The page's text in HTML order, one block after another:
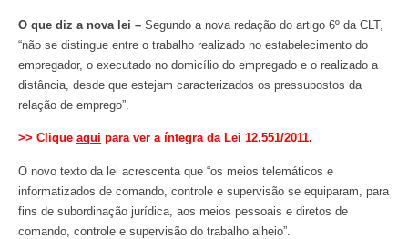
O que diz a nova lei – Segundo a nova redação do artigo 6º da CLT,
“não se distingue entre o trabalho realizado no estabelecimento do
empregador, o executado no domicílio do empregado e o realizado a
distância, desde que estejam caracterizados os pressupostos da
relação de emprego”.
>> Clique aqui para ver a íntegra da Lei 12.551/2011.
O novo texto da lei acrescenta que “os meios telemáticos e
informatizados de comando, controle e supervisão se equiparam, para
fins de subordinação jurídica, aos meios pessoais e diretos de
comando, controle e supervisão do trabalho alheio”.